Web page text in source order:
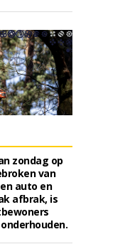
zondag op
van
auto en
afbrak, is